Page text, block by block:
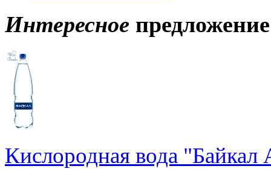
Интересное предложение
Кислородная вода "Байкал